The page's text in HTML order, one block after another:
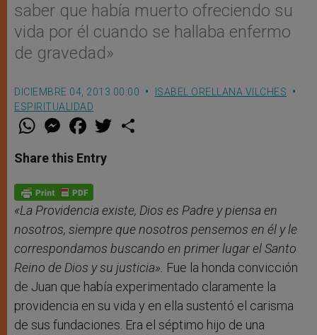
saber que había muerto ofreciendo su
vida por él cuando se hallaba enfermo
de gravedad»
DICIEMBRE 04, 2013 00:00
ISABEL ORELLANA VILCHES
ESPIRITUALIDAD
W
t
s
p
p
M
e
s
e
g
e
r
F
a
e
b
o
k
w
Share this Entry
«La Providencia existe, Dios es Padre y piensa en
nosotros, siempre que nosotros pensemos en él y le
correspondamos buscando en primer lugar el Santo
Reino de Dios y su justicia». Fue la honda convicción
de Juan que había experimentado claramente la
providencia en su vida y en ella sustentó el carisma
de sus fundaciones. Era el séptimo hijo de una